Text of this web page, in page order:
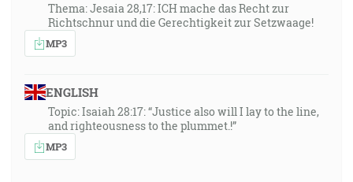
Thema: Jesaia 28,17: ICH mache das Recht zur
Richtschnur und die Gerechtigkeit zur Setzwaage!
MP3
ENGLISH
Topic: Isaiah 28:17: “Justice also will I lay to the line,
and righteousness to the plummet.!”
MP3